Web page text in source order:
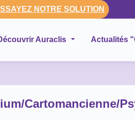
NOTRE SOLUTION
Auraclis Actualités
Cartomancienne/